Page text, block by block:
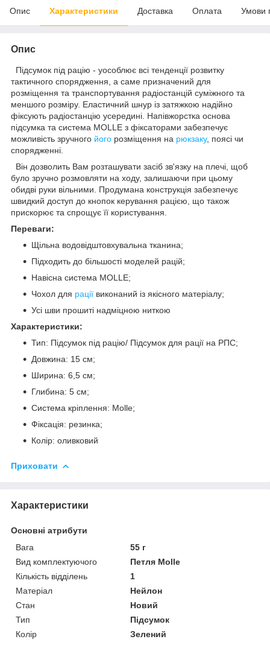
Опис Характеристики Доставка Оплата Умови
Опис
Підсумок під рацію - уособлює всі тенденції розвитку
тактичного спорядження, а саме призначений для
розміщення та транспортування радіостанцій суміжного та
меншого розміру. Еластичний шнур із затяжкою надійно
фіксують радіостанцію усередині. Напівжорстка основа
підсумка та система MOLLE з фіксаторами забезпечує
можливість зручного його розміщення на рюкзаку, поясі чи
спорядженні.
Він дозволить Вам розташувати засіб зв'язку на плечі, щоб
було зручно розмовляти на ходу, залишаючи при цьому
обидві руки вільними. Продумана конструкція забезпечує
швидкий доступ до кнопок керування рацією, що також
прискорює та спрощує її користування.
Переваги:
Щільна водовідштовхувальна тканина;
Підходить до більшості моделей рацій;
Навісна система MOLLE;
Чохол для рації виконаний із якісного матеріалу;
Усі шви прошиті надміцною ниткою
Характеристики:
Тип: Підсумок під рацію/ Підсумок для рації на РПС;
Довжина: 15 см;
Ширина: 6,5 см;
Глибина: 5 см;
Система кріплення: Molle;
Фіксація: резинка;
Колір: оливковий
Приховати
Характеристики
Основні атрибути
Вага
55 г
Вид комплектуючого
Петля Molle
Кількість відділень
1
Матеріал
Нейлон
Стан
Новий
Тип
Підсумок
Колір
Зелений